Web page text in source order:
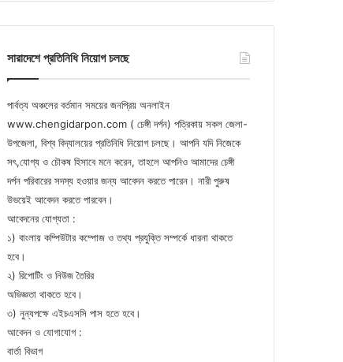
সারাদেশে প্রতিনিধি নিয়োগ চলছে
পার্বত্য অঞ্চলের বর্তমান সময়ের জনপ্রিয় অনলাইন
www.chengidarpon.com ( চেঙ্গী দর্পন) পত্রিকায় সকল জেলা-
উপজেলা, বিশ্ব বিদ্যালয়ের প্রতিনিধি নিয়োগ চলছে। আপনি যদি নিজেকে
সৎ,যোগ্য ও চৌকষ হিসাবে মনে করেন, তাহলে আপনিও আমাদের চেঙ্গী
দর্পন পরিবারের সদস্য হওয়ার জন্য আবেদন করতে পারেন। নারী পুরুষ
উভয়েই আবেদন করতে পারবেন।
আবেদনের যোগ্যতা :
১) বাংলায় কম্পিউটার কম্পোজ ও তথ্য প্রযুক্তি সম্পর্কে ধারনা থাকতে
হবে।
২) রিপোটিং ও নিউজ তৈরির
অভিজ্ঞতা থাকতে হবে।
৩) নুন্যপক্ষে এইচএসসি পাস হতে হবে।
আবেদন ও যোগাযোগ :
বার্তা বিভাগ